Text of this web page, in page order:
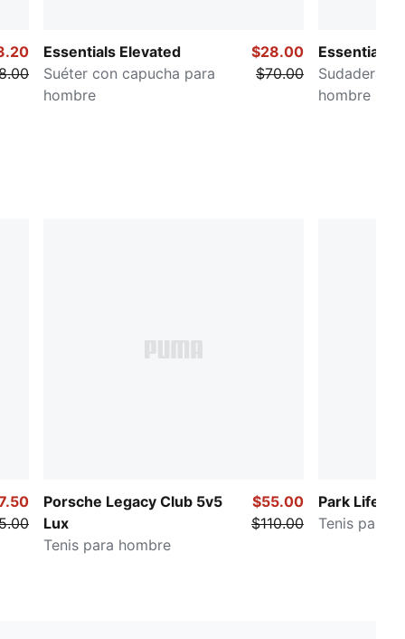
Essentials Elevated
Suéter con capucha para
hombre
$28.00
$70.00
Essentials
Sudadera
hombre
Porsche Legacy Club 5v5
Lux
Tenis para hombre
$55.00
$110.00
Park
Tenis para